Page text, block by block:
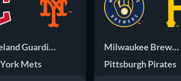
Cleveland Guardians
Mets
Milwaukee Brewers
Pittsburgh Pirates